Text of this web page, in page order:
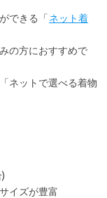
できる「 ネット着
の方におすすめで
ネットで選べる着物
イズが豊富